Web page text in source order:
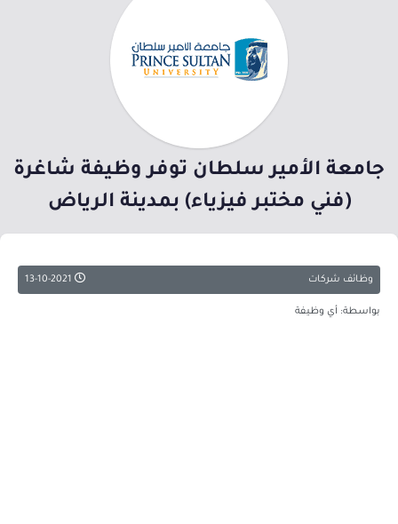
جامعة الأمير سلطان توفر وظيفة شاغرة
(فني مختبر فيزياء) بمدينة الرياض
وظائف شركات
بواسطة: أي وظيفة